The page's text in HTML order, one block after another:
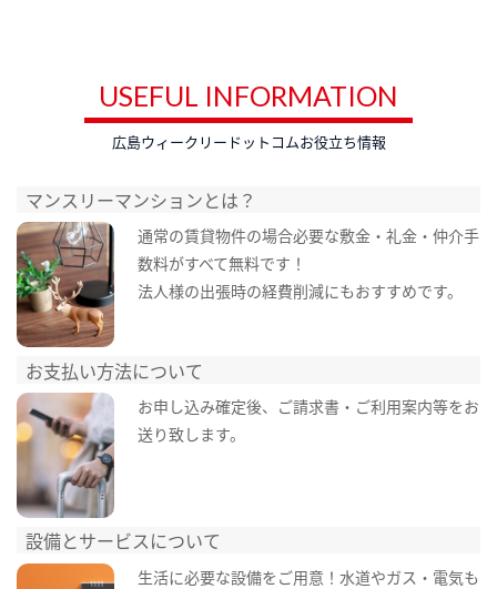
USEFUL INFORMATION
広島ウィークリードットコムお役立ち情報
マンスリーマンションとは？
通常の賃貸物件の場合必要な敷金・礼金・仲介手
数料がすべて無料です！
法人様の出張時の経費削減にもおすすめです。
お支払い方法について
お申し込み確定後、ご請求書・ご利用案内等をお
送り致します。
設備とサービスについて
生活に必要な設備をご用意！水道やガス・電気も